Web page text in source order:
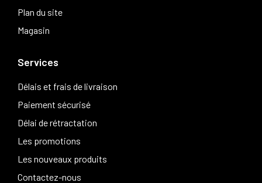
Plan du site
Magasin
Services
Délais et frais de livraison
Paiement sécurisé
Délai de rétractation
Les promotions
Les nouveaux produits
Contactez-nous